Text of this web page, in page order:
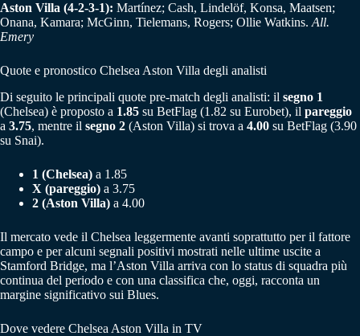
Aston Villa (4-2-3-1): Martínez; Cash, Lindelöf, Konsa, Maatsen;
Onana, Kamara; McGinn, Tielemans, Rogers; Ollie Watkins. All.
Emery
Quote e pronostico Chelsea Aston Villa degli analisti
Di seguito le principali quote pre-match degli analisti: il segno 1
(Chelsea) è proposto a 1.85 su BetFlag (1.82 su Eurobet), il pareggio
a 3.75, mentre il segno 2 (Aston Villa) si trova a 4.00 su BetFlag (3.90
su Snai).
1 (Chelsea) a 1.85
X (pareggio) a 3.75
2 (Aston Villa) a 4.00
Il mercato vede il Chelsea leggermente avanti soprattutto per il fattore
campo e per alcuni segnali positivi mostrati nelle ultime uscite a
Stamford Bridge, ma l’Aston Villa arriva con lo status di squadra più
continua del periodo e con una classifica che, oggi, racconta un
margine significativo sui Blues.
Dove vedere Chelsea Aston Villa in TV